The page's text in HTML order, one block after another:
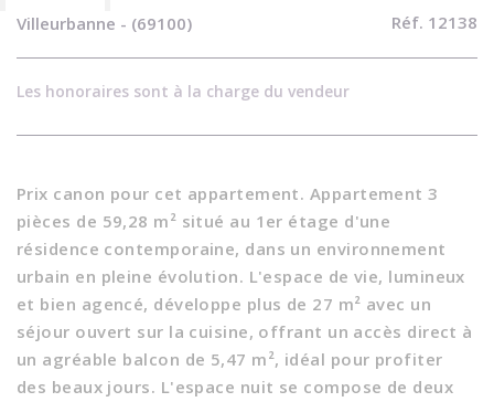
Villeurbanne - (69100) Réf. 12138
Les honoraires sont à la charge du vendeur
Prix canon pour cet appartement. Appartement 3
pièces de 59,28 m² situé au 1er étage d'une
résidence contemporaine, dans un environnement
urbain en pleine évolution. L'espace de vie, lumineux
et bien agencé, développe plus de 27 m² avec un
séjour ouvert sur la cuisine, offrant un accès direct à
un agréable balcon de 5,47 m², idéal pour profiter
des beaux jours. L'espace nuit se compose de deux